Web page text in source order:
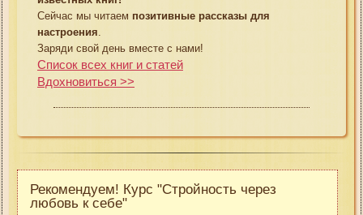
Сейчас мы читаем позитивные рассказы для
настроения
Заряди свой день вместе с нами!
Список всех книг и статей
Вдохновиться >>
Рекомендуем! Курс "Стройность через
любовь к себе"